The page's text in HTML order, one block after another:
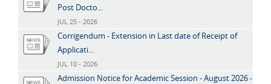
Post Docto...
JUL 25 - 2026
Corrigendum - Extension in Last date of Receipt of
Applicati...
JUL 10 - 2026
Admission Notice for Academic Session - August 2026 -